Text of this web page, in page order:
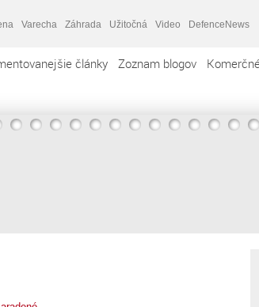
Varecha Záhrada Užitočná Video DefenceNews
články Zoznam blogov